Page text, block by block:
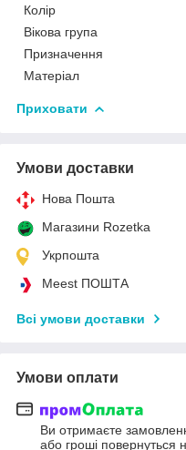
Колір
Вікова група
Призначення
Матеріал
Приховати
Умови доставки
Нова Пошта
Магазини Rozetka
Укрпошта
Meest ПОШТА
Всі умови доставки
Умови оплати
Ви отримаєте
або гроші повернуться